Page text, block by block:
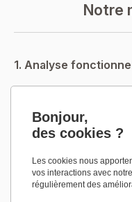
Notre
1. Analyse
• Les besoins métiers
• Les règles de gestion
• Les volumes et
Cette étape structure
Bonjour,
des cookies ?
Les cookies nous
vos interactions avec
régulièrement des